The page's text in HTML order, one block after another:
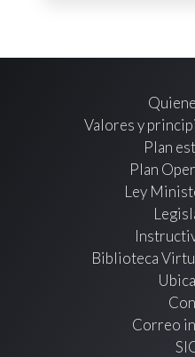
Valores y
Plan
Plan
Ley
Biblioteca
Correo